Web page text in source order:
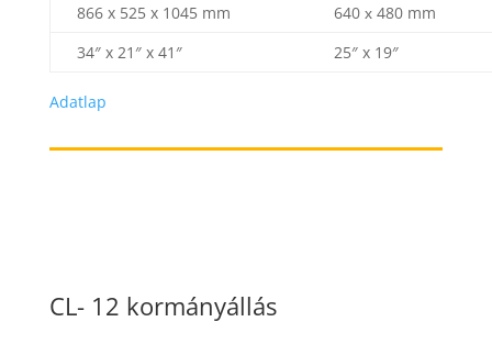
866 x 525 x 1045 mm
640 х 480 mm
34″ x 21″ x 41″
25″ x 19″
Adatlap
CL- 12 kormányállás